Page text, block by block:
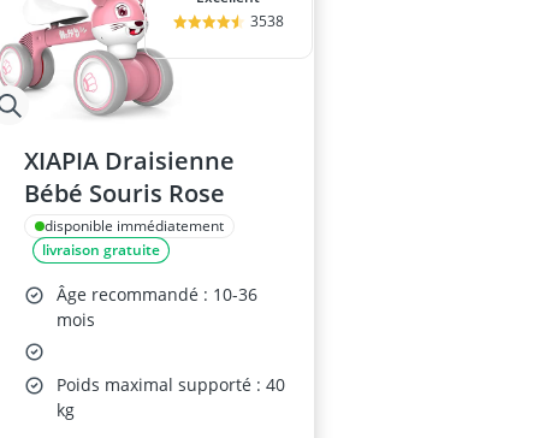
3538
XIAPIA Draisienne
Bébé Souris Rose
disponible immédiatement
livraison gratuite
Âge recommandé : 10-36
mois
Poids maximal supporté : 40
kg